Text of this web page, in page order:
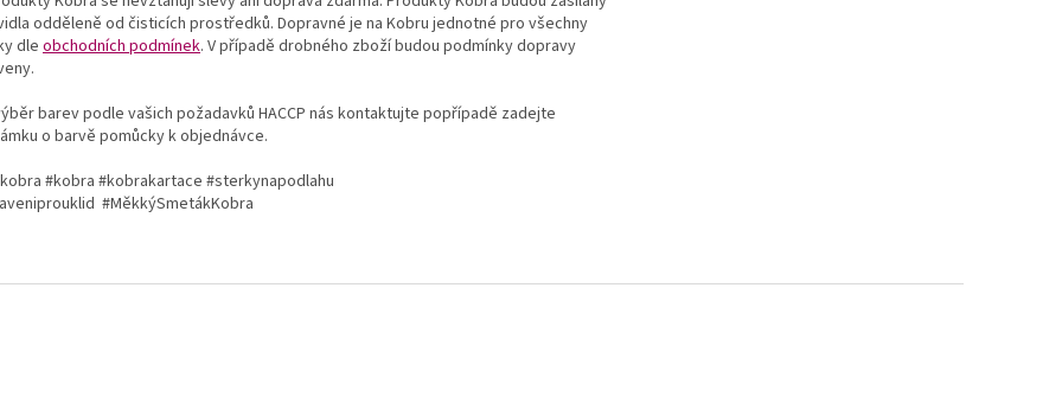
odděleně od čisticích prostředků. Dopravné je na Kobru jednotné pro všechny
dle obchodních podmínek. V případě drobného zboží budou podmínky dopravy
barev podle vašich požadavků HACCP nás kontaktujte popřípadě zadejte
o barvě pomůcky k objednávce.
#kobra #kobrakartace #sterkynapodlahu
#MěkkýSmetákKobra